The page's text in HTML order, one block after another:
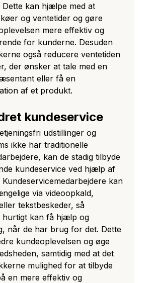
Dette kan hjælpe med at
og ventetider og gøre
mere effektiv og
for kunderne. Desuden
også reducere ventetiden
der ønsker at tale med en
eller få en
af et produkt.
kundeservice
udstillinger og
ikke har traditionelle
kan de stadig tilbyde
kundeservice ved hjælp af
kan
via videoopkald,
tekstbeskeder, så
hurtigt kan få hjælp og
når de har brug for det. Dette
kundeoplevelsen og øge
samtidig med at det
mulighed for at tilbyde
en mere effektiv og